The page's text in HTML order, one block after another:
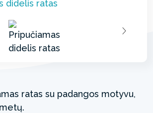
ratas su padangos motyvu,